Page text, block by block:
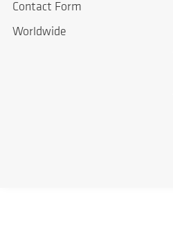
Contact Form
Worldwide